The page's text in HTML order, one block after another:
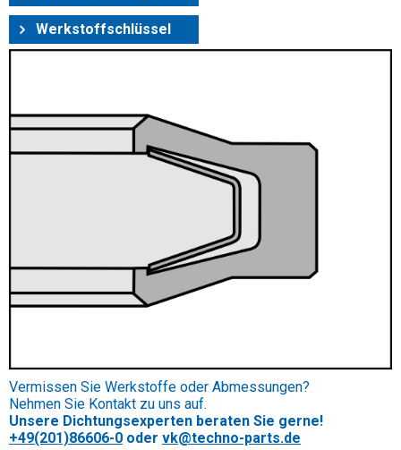
Werkstoffschlüssel
Vermissen Sie Werkstoffe oder Abmessungen?
Nehmen Sie Kontakt zu uns auf.
Unsere Dichtungsexperten beraten Sie gerne!
+49(201)86606-0 oder vk@techno-parts.de